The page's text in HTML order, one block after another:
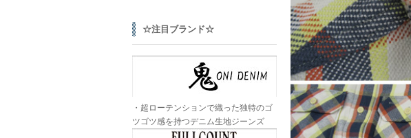
☆注目ブランド☆
・超ローテンションで織った独特のゴ
ツゴツ感を持つデニム生地ジーンズ